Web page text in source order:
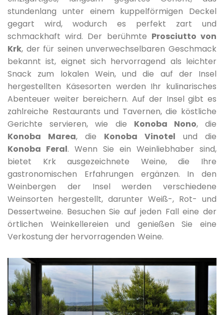
stundenlang unter einem kuppelförmigen Deckel
gegart wird, wodurch es perfekt zart und
schmackhaft wird. Der berühmte Prosciutto von
Krk, der für seinen unverwechselbaren Geschmack
bekannt ist, eignet sich hervorragend als leichter
Snack zum lokalen Wein, und die auf der Insel
hergestellten Käsesorten werden Ihr kulinarisches
Abenteuer weiter bereichern. Auf der Insel gibt es
zahlreiche Restaurants und Tavernen, die köstliche
Gerichte servieren, wie die Konoba Nono, die
Konoba Marea, die Konoba Vinotel und die
Konoba Feral. Wenn Sie ein Weinliebhaber sind,
bietet Krk ausgezeichnete Weine, die Ihre
gastronomischen Erfahrungen ergänzen. In den
Weinbergen der Insel werden verschiedene
Weinsorten hergestellt, darunter Weiß-, Rot- und
Dessertweine. Besuchen Sie auf jeden Fall eine der
örtlichen Weinkellereien und genießen Sie eine
Verkostung der hervorragenden Weine.